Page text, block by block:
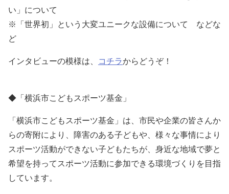
い」について
※「世界初」という大変ユニークな設備について などな
ど
インタビューの模様は、 コチラからどうぞ！
◆「横浜市こどもスポーツ基金」
「横浜市こどもスポーツ基金」は、市民や企業の皆さんか
らの寄附により、障害のある子どもや、様々な事情により
スポーツ活動ができない子どもたちが、身近な地域で夢と
希望を持ってスポーツ活動に参加できる環境づくりを目指
しています。